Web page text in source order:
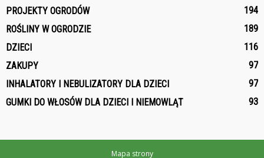
PROJEKTY OGRODÓW
194
ROŚLINY W OGRODZIE
189
DZIECI
116
ZAKUPY
97
INHALATORY I NEBULIZATORY DLA DZIECI
97
GUMKI DO WŁOSÓW DLA DZIECI I NIEMOWLĄT
93
Mapa strony